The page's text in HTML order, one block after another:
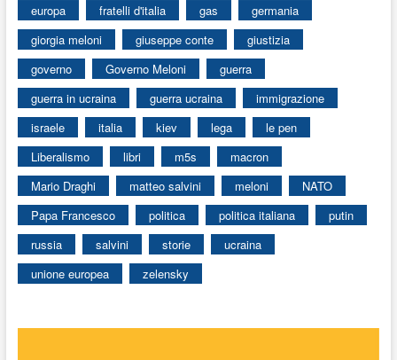
europa
fratelli d'italia gas
germania
giorgia meloni
giuseppe conte
giustizia
governo
Governo Meloni
guerra
guerra in ucraina
guerra ucraina
immigrazione
israele
italia kiev lega
le pen
Liberalismo
libri m5s
macron
Mario Draghi
matteo salvini meloni
NATO
Papa Francesco
politica politica italiana
putin
russia
salvini storie
ucraina
unione europea
zelensky